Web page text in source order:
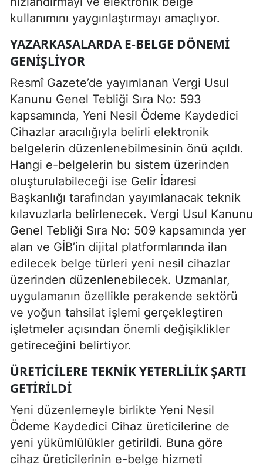
kullanımını yaygınlaştırmayı amaçlıyor.
YAZARKASALARDA E-BELGE DÖNEMI
GENIŞLIYOR
Resmî Gazete’de yayımlanan Vergi Usul
Kanunu Genel Tebliği Sıra No: 593
kapsamında, Yeni Nesil Ödeme Kaydedici
Cihazlar aracılığıyla belirli elektronik
belgelerin düzenlenebilmesinin önü açıldı.
Hangi e-belgelerin bu sistem üzerinden
oluşturulabileceği ise Gelir İdaresi
Başkanlığı tarafından yayımlanacak teknik
kılavuzlarla belirlenecek. Vergi Usul Kanunu
Genel Tebliği Sıra No: 509 kapsamında yer
alan ve GİB’in dijital platformlarında ilan
edilecek belge türleri yeni nesil cihazlar
üzerinden düzenlenebilecek. Uzmanlar,
uygulamanın özellikle perakende sektörü
ve yoğun tahsilat işlemi gerçekleştiren
işletmeler açısından önemli değişiklikler
getireceğini belirtiyor.
ÜRETICILERE TEKNIK YETERLILIK ŞARTI
GETIRILDI
Yeni düzenlemeyle birlikte Yeni Nesil
Ödeme Kaydedici Cihaz üreticilerine de
yeni yükümlülükler getirildi. Buna göre
cihaz üreticilerinin e-belge hizmeti